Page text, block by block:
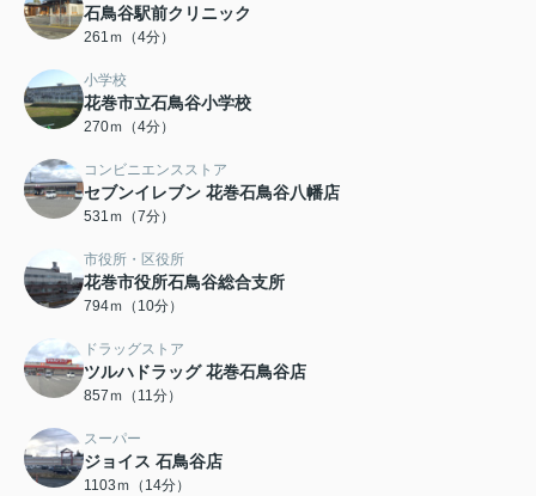
石鳥谷駅前クリニック
261ｍ（4分）
小学校
花巻市立石鳥谷小学校
270ｍ（4分）
コンビニエンスストア
セブンイレブン 花巻石鳥谷八幡店
531ｍ（7分）
市役所・区役所
花巻市役所石鳥谷総合支所
794ｍ（10分）
ドラッグストア
ツルハドラッグ 花巻石鳥谷店
857ｍ（11分）
スーパー
ジョイス 石鳥谷店
1103ｍ（14分）